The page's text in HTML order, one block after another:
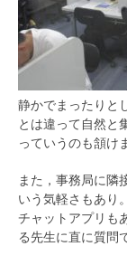
静かでまったりと
とは違って自然と
っていうのも頷け
また，事務局に隣
いう気軽さもあり。
チャットアプリも
る先生に直に質問